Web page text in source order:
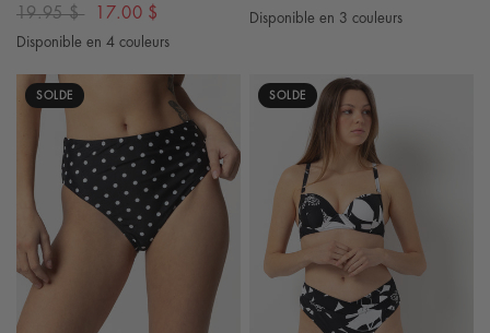
19.95 $
17.00 $
Beige
Disponible en 4 couleurs
Noir
Disponible en 3 couleurs
SOLDE SOLDE